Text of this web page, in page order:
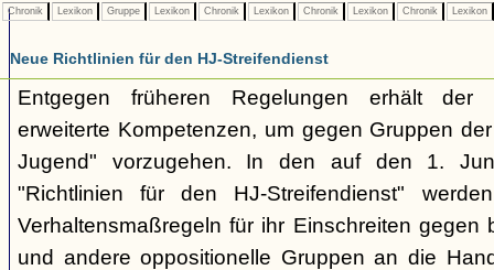
Chronik Lexikon Gruppe Lexikon Chronik Lexikon Chronik Lexikon Chronik Lexikon
Neue Richtlinien für den HJ-Streifendienst
Entgegen früheren Regelungen erhält der
erweiterte Kompetenzen, um gegen Gruppen
Jugend" vorzugehen. In den auf den 1.
"Richtlinien für den HJ-Streifendienst"
Verhaltensmaßregeln für ihr Einschreiten gegen
und andere oppositionelle Gruppen an die